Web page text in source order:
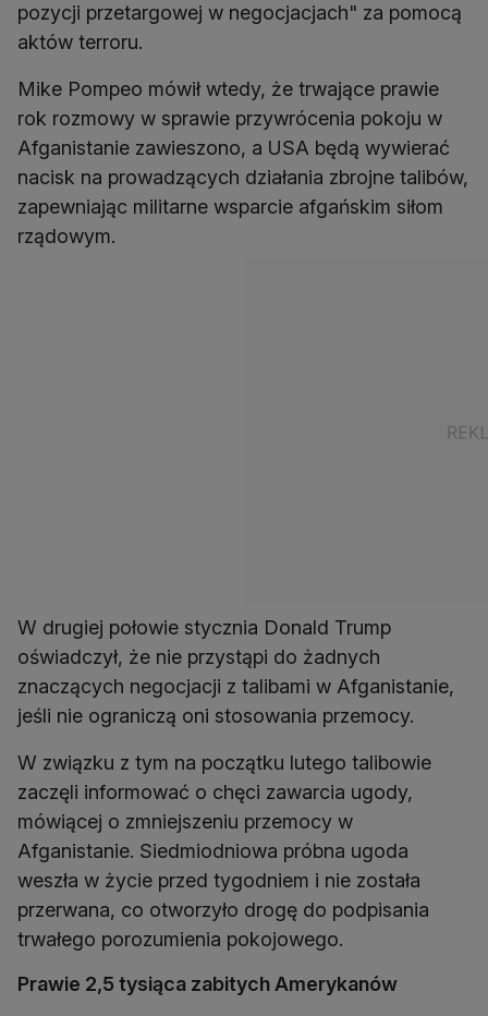
pozycji przetargowej w negocjacjach" za pomocą
aktów terroru.
Mike Pompeo mówił wtedy, że trwające prawie
rok rozmowy w sprawie przywrócenia pokoju w
Afganistanie zawieszono, a USA będą wywierać
nacisk na prowadzących działania zbrojne talibów,
zapewniając militarne wsparcie afgańskim siłom
rządowym.
W drugiej połowie stycznia Donald Trump
oświadczył, że nie przystąpi do żadnych
znaczących negocjacji z talibami w Afganistanie,
jeśli nie ograniczą oni stosowania przemocy.
W związku z tym na początku lutego talibowie
zaczęli informować o chęci zawarcia ugody,
mówiącej o zmniejszeniu przemocy w
Afganistanie. Siedmiodniowa próbna ugoda
weszła w życie przed tygodniem i nie została
przerwana, co otworzyło drogę do podpisania
trwałego porozumienia pokojowego.
Prawie 2,5 tysiąca zabitych Amerykanów